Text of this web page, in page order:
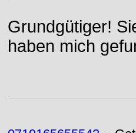
Grundgütiger!
haben mich